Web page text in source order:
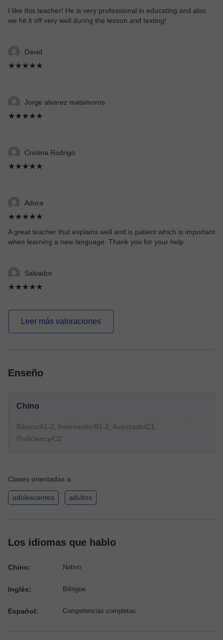
I like this teacher! He is very professional in educating and also
we hit it off very well during the lesson and texting!
David
★★★★★
Jorge alvarez matamoros
★★★★★
Cristina Rodrigo
★★★★★
Adora
★★★★★
A great teacher that explains well and is patient which is important
when learning a new language. Thank you for your help
Salvador
★★★★★
Leer más valoraciones
Enseño
Chino
Básico/A1-2, Intermedio/B1-2, Avanzado/C1,
Proficiency/C2
Clases orientadas a:
adolescentes adultos
Los idiomas que hablo
Chino: Nativo
Inglés: Bilingüe
Español: Competencias completas